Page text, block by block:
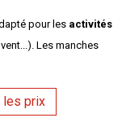
pour les activités
Les manches
les prix